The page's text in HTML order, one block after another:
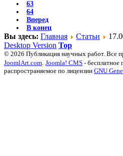
63
64
Вперед
В конец
Вы здесь: Главная Статьи
Desktop Version Top
© 2026 Публикация научных работ. Все
JoomlArt.com. Joomla! CMS - бесплатное
распространяемое по лицензии GNU